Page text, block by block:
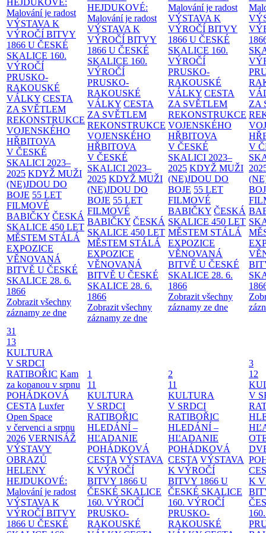
Malování je radost
VÝSTAVA K
VÝROČÍ BITVY
1866 U ČESKÉ
SKALICE 160.
VÝROČÍ
PRUSKO-
RAKOUSKÉ
VÁLKY CESTA
ZA SVĚTLEM
REKONSTRUKCE
VOJENSKÉHO
HŘBITOVA
V ČESKÉ
SKALICI 2023–
2025 KDYŽ MUŽI
(NE)JDOU DO
BOJE 55 LET
FILMOVÉ
BABIČKY ČESKÁ
SKALICE 450 LET
MĚSTEM STÁLÁ
EXPOZICE
VĚNOVANÁ
BITVĚ U ČESKÉ
SKALICE 28. 6.
1866
Zobrazit všechny
záznamy ze dne
HEJDUKOVÉ:
Malování je radost
VÝSTAVA K
VÝROČÍ BITVY
1866 U ČESKÉ
SKALICE 160.
VÝROČÍ
PRUSKO-
RAKOUSKÉ
VÁLKY CESTA
ZA SVĚTLEM
REKONSTRUKCE
VOJENSKÉHO
HŘBITOVA
V ČESKÉ
SKALICI 2023–
2025 KDYŽ MUŽI
(NE)JDOU DO
BOJE 55 LET
FILMOVÉ
BABIČKY ČESKÁ
SKALICE 450 LET
MĚSTEM STÁLÁ
EXPOZICE
VĚNOVANÁ
BITVĚ U ČESKÉ
SKALICE 28. 6.
1866
Zobrazit všechny
záznamy ze dne
Malování je radost
VÝSTAVA K
VÝROČÍ BITVY
1866 U ČESKÉ
SKALICE 160.
VÝROČÍ
PRUSKO-
RAKOUSKÉ
VÁLKY CESTA
ZA SVĚTLEM
REKONSTRUKCE
VOJENSKÉHO
HŘBITOVA
V ČESKÉ
SKALICI 2023–
2025 KDYŽ MUŽI
(NE)JDOU DO
BOJE 55 LET
FILMOVÉ
BABIČKY ČESKÁ
SKALICE 450 LET
MĚSTEM STÁLÁ
EXPOZICE
VĚNOVANÁ
BITVĚ U ČESKÉ
SKALICE 28. 6.
1866
Zobrazit všechny
záznamy ze dne
ZA
V
31
13
KULTURA
V SRDCI
RATIBOŘIC Kam
za kopanou v srpnu
POHÁDKOVÁ
CESTA Luxfer
Open Space
v červenci a srpnu
2026 VERNISÁŽ
VÝSTAVY
OBRAZŮ
HELENY
HEJDUKOVÉ:
Malování je radost
VÝSTAVA K
VÝROČÍ BITVY
1866 U ČESKÉ
1
11
KULTURA
V SRDCI
RATIBOŘIC
HLEDÁNÍ –
HĽADANIE
POHÁDKOVÁ
CESTA VÝSTAVA
K VÝROČÍ
BITVY 1866 U
ČESKÉ SKALICE
160. VÝROČÍ
PRUSKO-
RAKOUSKÉ
2
11
KULTURA
V SRDCI
RATIBOŘIC
HLEDÁNÍ –
HĽADANIE
POHÁDKOVÁ
CESTA VÝSTAVA
K VÝROČÍ
BITVY 1866 U
ČESKÉ SKALICE
160. VÝROČÍ
PRUSKO-
RAKOUSKÉ
3
12
V
K